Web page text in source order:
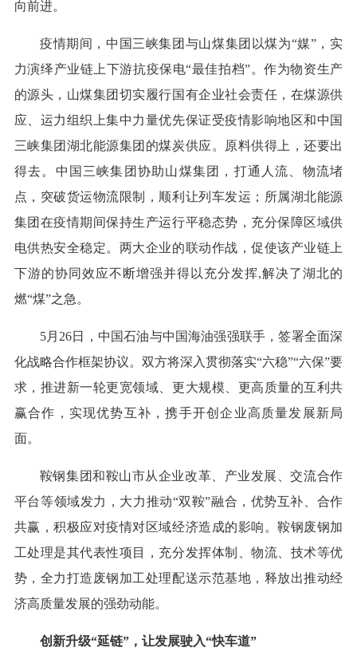
向前进。
疫情期间，中国三峡集团与山煤集团以煤为“媒”，实
力演绎产业链上下游抗疫保电“最佳拍档”。作为物资生产
的源头，山煤集团切实履行国有企业社会责任，在煤源供
应、运力组织上集中力量优先保证受疫情影响地区和中国
三峡集团湖北能源集团的煤炭供应。原料供得上，还要出
得去。中国三峡集团协助山煤集团，打通人流、物流堵
点，突破货运物流限制，顺利让列车发运；所属湖北能源
集团在疫情期间保持生产运行平稳态势，充分保障区域供
电供热安全稳定。两大企业的联动作战，促使该产业链上
下游的协同效应不断增强并得以充分发挥,解决了湖北的
燃“煤”之急。
5月26日，中国石油与中国海油强强联手，签署全面深
化战略合作框架协议。双方将深入贯彻落实“六稳”“六保”要
求，推进新一轮更宽领域、更大规模、更高质量的互利共
赢合作，实现优势互补，携手开创企业高质量发展新局
面。
鞍钢集团和鞍山市从企业改革、产业发展、交流合作
平台等领域发力，大力推动“双鞍”融合，优势互补、合作
共赢，积极应对疫情对区域经济造成的影响。鞍钢废钢加
工处理是其代表性项目，充分发挥体制、物流、技术等优
势，全力打造废钢加工处理配送示范基地，释放出推动经
济高质量发展的强劲动能。
创新升级“延链”，让发展驶入“快车道”